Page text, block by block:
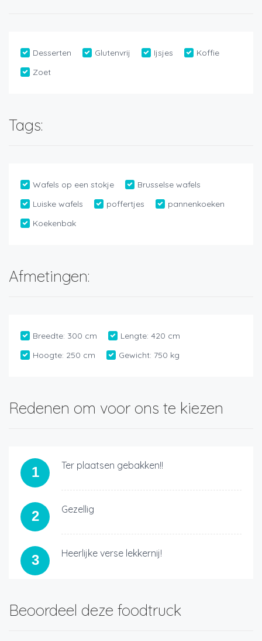
Desserten Glutenvrij Ijsjes
Koffie
Zoet
Tags:
Wafels op een stokje
Brusselse wafels
Luiske wafels
poffertjes
pannenkoeken
Koekenbak
Afmetingen:
Breedte: 300 cm Lengte: 420 cm
Hoogte: 250 cm Gewicht: 750 kg
Redenen om voor ons te kiezen
1 Ter plaatsen gebakken!!
2 Gezellig
3 Heerlijke verse lekkernij!
Beoordeel deze foodtruck